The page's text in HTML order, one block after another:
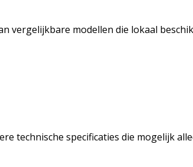
vergelijkbare modellen die lokaal
technische specificaties die mogelijk